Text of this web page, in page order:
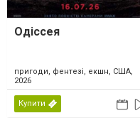
Одіссея
пригоди, фентезі, екшн, США,
2026
Купити